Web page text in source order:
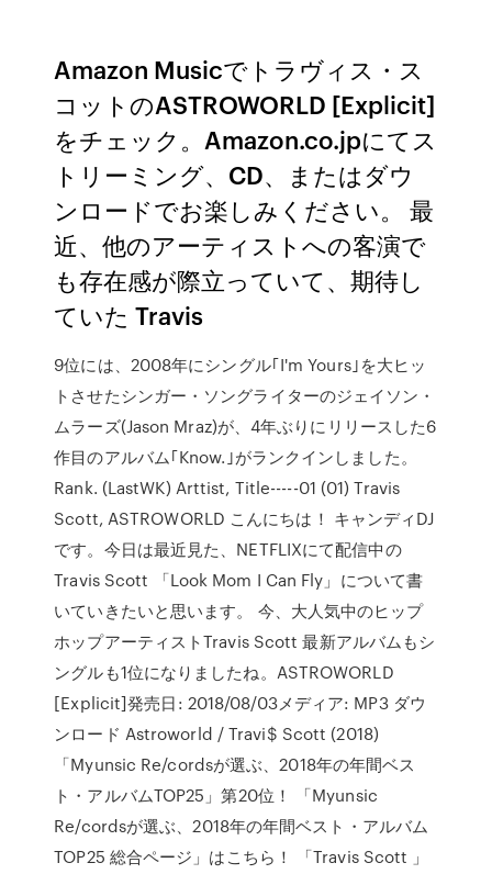
Amazon Musicでトラヴィス・ス
コットのASTROWORLD [Explicit]
をチェック。Amazon.co.jpにてス
トリーミング、CD、またはダウ
ンロードでお楽しみください。 最
近、他のアーティストへの客演で
も存在感が際立っていて、期待し
ていた Travis
9位には、2008年にシングル｢I'm Yours｣を大ヒッ
トさせたシンガー・ソングライターのジェイソン・
ムラーズ(Jason Mraz)が、4年ぶりにリリースした6
作目のアルバム｢Know.｣がランクインしました。
Rank. (LastWK) Arttist, Title-----01 (01) Travis
Scott, ASTROWORLD こんにちは！ キャンディDJ
です。今日は最近見た、NETFLIXにて配信中の
Travis Scott 「Look Mom I Can Fly」について書
いていきたいと思います。 今、大人気中のヒップ
ホップアーティストTravis Scott 最新アルバムもシ
ングルも1位になりましたね。ASTROWORLD
[Explicit]発売日: 2018/08/03メディア: MP3 ダウ
ンロード Astroworld / Travi$ Scott (2018)
「Myunsic Re/cordsが選ぶ、2018年の年間ベス
ト・アルバムTOP25」第20位！ 「Myunsic
Re/cordsが選ぶ、2018年の年間ベスト・アルバム
TOP25 総合ページ」はこちら！ 「Travis Scott 」